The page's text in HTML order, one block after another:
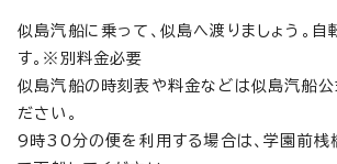
似島汽船に乗って、似島へ渡りましょう。自
す。※別料金必要
似島汽船の時刻表や料金などは似島汽船公
ださい。
9時30分の便を利用する場合は、学園前桟